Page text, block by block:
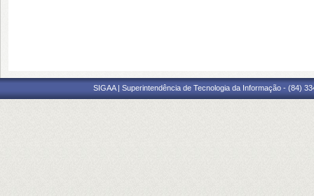
SIGAA | Superintendência de Tecnologia da Informação - (84)